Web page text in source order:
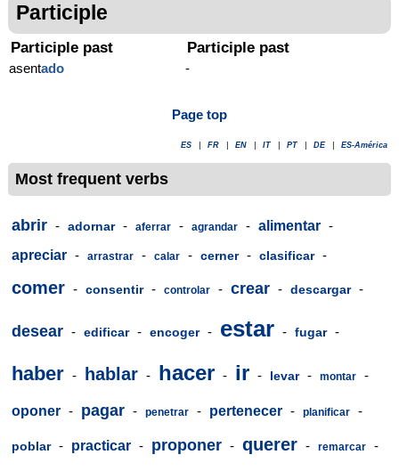
Participle
Participle past
asentado
Participle past
-
Page top
ES FR EN IT PT DE ES-América
Most frequent verbs
abrir - adornar - aferrar - agrandar - alimentar -
apreciar - arrastrar - calar - cerner - clasificar -
comer - consentir - controlar - crear - descargar -
desear - edificar - encoger - estar - fugar -
haber - hablar - hacer - ir - levar - montar -
oponer - pagar - penetrar - pertenecer - planificar -
poblar - practicar - proponer - querer - remarcar -